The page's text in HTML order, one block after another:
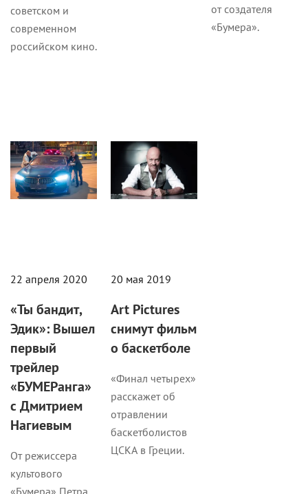
советском и
современном
российском кино.
от создателя
«Бумера».
22 апреля 2020
«Ты бандит,
Эдик»: Вышел
первый
трейлер
«БУМЕРанга»
с Дмитрием
Нагиевым
От режиссера
культового
«Бумера» Петра
20 мая 2019
Art Pictures
снимут фильм
о баскетболе
«Финал четырех»
расскажет об
отравлении
баскетболистов
ЦСКА в Греции.